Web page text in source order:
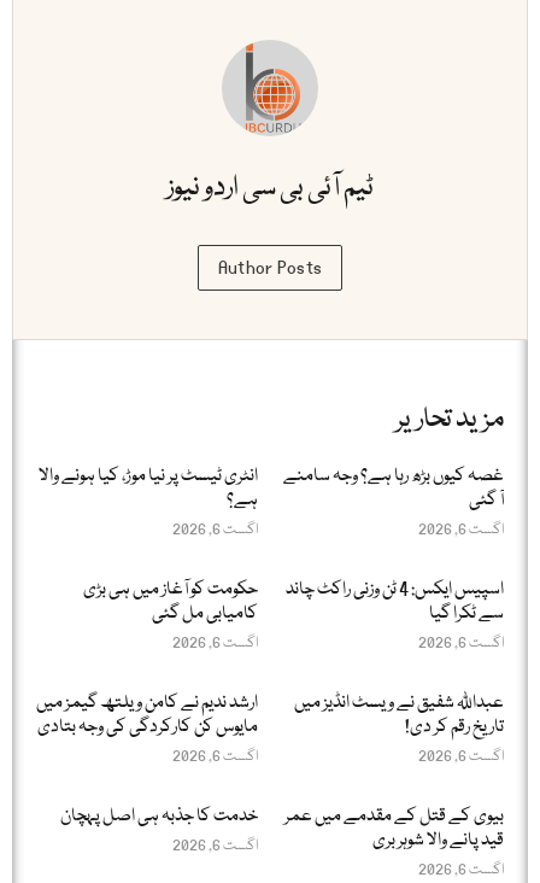
ٹیم آئی بی سی اردو نیوز
Author Posts
مزید تحاریر
غصہ کیوں بڑھ رہا ہے؟ وجہ سامنے
آ گئی
اگست 6, 2026
انٹری ٹیسٹ پر نیا موڑ، کیا ہونے والا
ہے؟
اگست 6, 2026
اسپیس ایکس: 4 ٹن وزنی راکٹ چاند
سے ٹکرا گیا
اگست 6, 2026
حکومت کو آغاز میں ہی بڑی
کامیابی مل گئی
اگست 6, 2026
عبداللّٰہ شفیق نے ویسٹ انڈیز میں
تاریخ رقم کر دی!
اگست 6, 2026
ارشد ندیم نے کامن ویلتھ گیمز میں
مایوس کن کارکردگی کی وجہ بتادی
اگست 6, 2026
بیوی کے قتل کے مقدمے میں عمر
قید پانے والا شوہر بری
اگست 6, 2026
خدمت کا جذبہ ہی اصل پہچان
اگست 6, 2026